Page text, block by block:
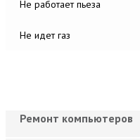
Не работает пьеза
Не идет газ
Ремонт компьютеров